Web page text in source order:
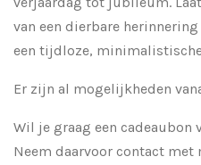
van een dierbare
een tijdloze,
Er zijn al mogelijkheden
Wil je graag een cadeaubon
Neem daarvoor contact met